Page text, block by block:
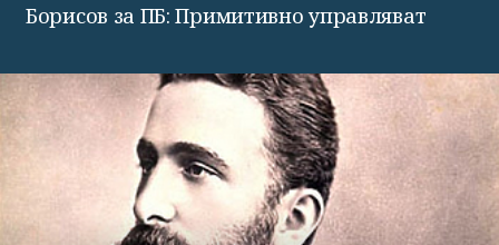
Борисов за ПБ: Примитивно управляват